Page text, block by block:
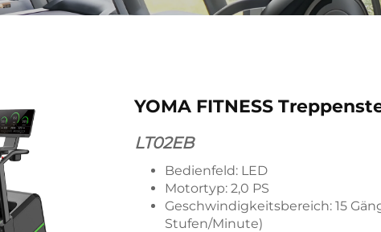
YOMA FITNESS
LT02EB
Bedienfeld: LED
Motortyp: 2,0 PS
Geschwindigkeitsbereich: 15
Stufen/Minute)